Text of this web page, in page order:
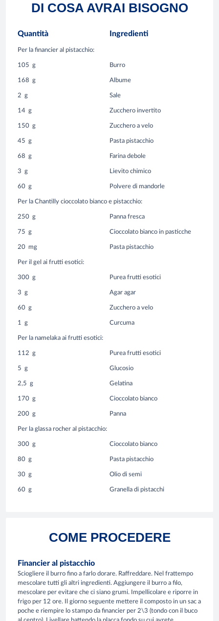
DI COSA AVRAI BISOGNO
Quantità Ingredienti
Per la financier al pistacchio:
105 g Burro
168 g Albume
2 g Sale
14 g Zucchero invertito
150 g Zucchero a velo
45 g Pasta pistacchio
68 g Farina debole
3 g Lievito chimico
60 g Polvere di mandorle
Per la Chantilly cioccolato bianco e pistacchio:
250 g Panna fresca
75 g Cioccolato bianco in pasticche
20 mg Pasta pistacchio
Per il gel ai frutti esotici:
300 g Purea frutti esotici
3 g Agar agar
60 g Zucchero a velo
1 g Curcuma
Per la namelaka ai frutti esotici:
112 g Purea frutti esotici
5 g Glucosio
2,5 g Gelatina
170 g Cioccolato bianco
200 g Panna
Per la glassa rocher al pistacchio:
300 g Cioccolato bianco
80 g Pasta pistacchio
30 g Olio di semi
60 g Granella di pistacchi
COME PROCEDERE
Financier al pistacchio
Sciogliere il burro fino a farlo dorare. Raffreddare. Nel frattempo
mescolare tutti gli altri ingredienti. Aggiungere il burro a filo,
mescolare per evitare che ci siano grumi. Impellicolare e riporre in
frigo per 12 ore. Il giorno seguente mettere il composto in un sac a
poche e riempire lo stampo da financier per 2\3 (tondo con il buco